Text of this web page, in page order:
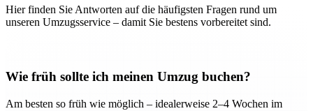
Hier finden Sie Antworten auf die häufigsten Fragen rund um
unseren Umzugsservice – damit Sie bestens vorbereitet sind.
Wie früh sollte ich meinen Umzug buchen?
Am besten so früh wie möglich – idealerweise 2–4 Wochen im